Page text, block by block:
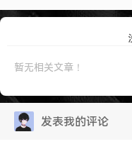
暂无相关文章！
发表我的评论